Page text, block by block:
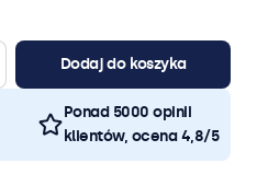
Dodaj do koszyka
Ponad 5000 opinii
klientów, ocena 4,8/5